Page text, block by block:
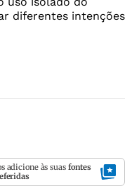
diferentes intenções
adicione às suas fontes